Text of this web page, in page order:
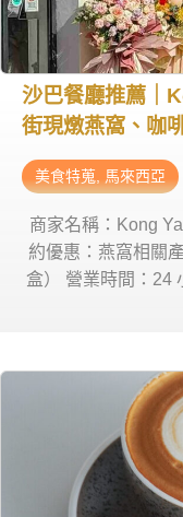
沙巴餐廳推薦｜
街現燉燕窩、咖
商店
美食特蒐, 馬來西亞
商家名稱：Kong
約優惠：燕窩相關
盒） 營業時間：24